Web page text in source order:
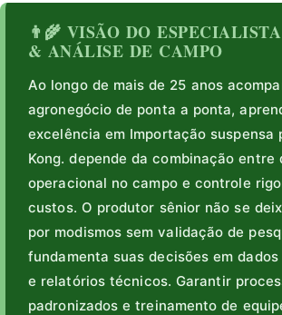
👨‍🌾 VISÃO DO
& ANÁLISE DE CAMPO
Ao longo de mais de 25 anos
agronegócio de ponta a ponta,
excelência em Importação suspensa
Kong. depende da combinação entre
operacional no campo e controle
custos. O produtor sênior não se
por modismos sem validação de
fundamenta suas decisões em
e relatórios técnicos. Garantir
padronizados e treinamento de